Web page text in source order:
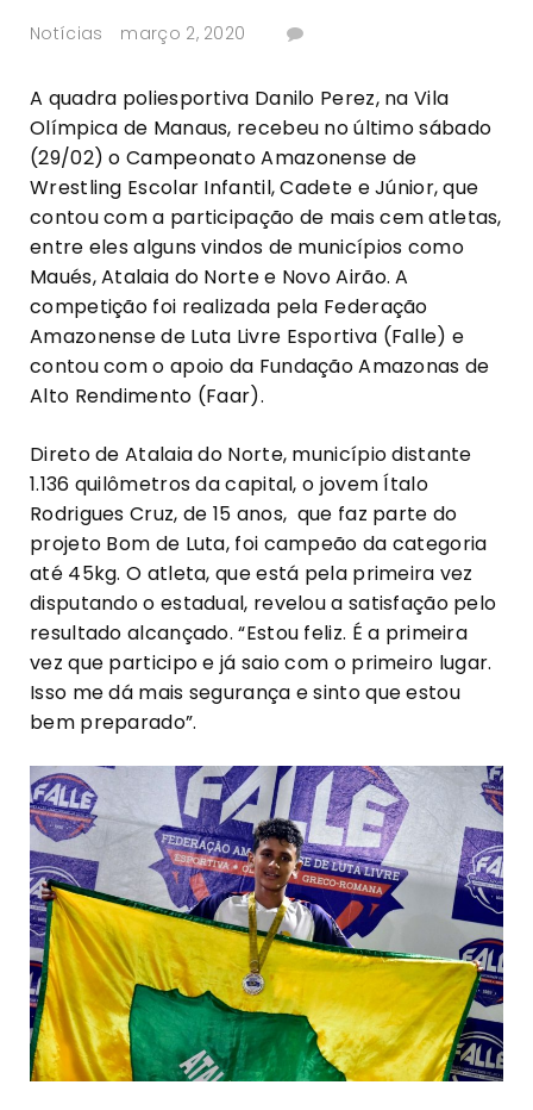
Notícias março 2, 2020
A quadra poliesportiva Danilo Perez, na Vila
Olímpica de Manaus, recebeu no último sábado
(29/02) o Campeonato Amazonense de
Wrestling Escolar Infantil, Cadete e Júnior, que
contou com a participação de mais cem atletas,
entre eles alguns vindos de municípios como
Maués, Atalaia do Norte e Novo Airão. A
competição foi realizada pela Federação
Amazonense de Luta Livre Esportiva (Falle) e
contou com o apoio da Fundação Amazonas de
Alto Rendimento (Faar).
Direto de Atalaia do Norte, município distante
1.136 quilômetros da capital, o jovem Ítalo
Rodrigues Cruz, de 15 anos, que faz parte do
projeto Bom de Luta, foi campeão da categoria
até 45kg. O atleta, que está pela primeira vez
disputando o estadual, revelou a satisfação pelo
resultado alcançado. “Estou feliz. É a primeira
vez que participo e já saio com o primeiro lugar.
Isso me dá mais segurança e sinto que estou
bem preparado”.